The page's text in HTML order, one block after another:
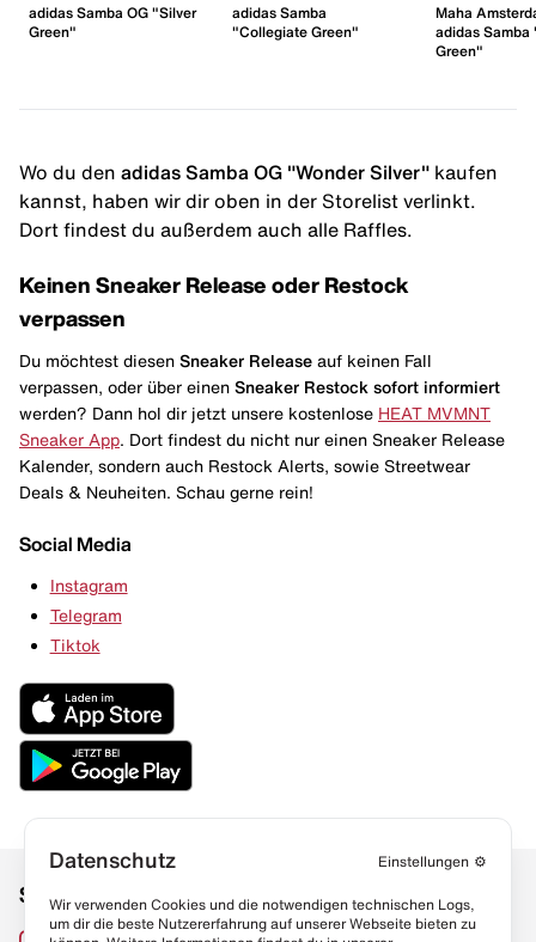
adidas Samba OG "Silver
Green"
adidas Samba
"Collegiate Green"
Maha
adidas Samba
Green"
Wo du den adidas Samba OG "Wonder Silver" kaufen
kannst, haben wir dir oben in der Storelist verlinkt.
Dort findest du außerdem auch alle Raffles.
Keinen Sneaker Release oder Restock
verpassen
Du möchtest diesen Sneaker Release auf keinen Fall
verpassen, oder über einen Sneaker Restock sofort informiert
werden? Dann hol dir jetzt unsere kostenlose HEAT MVMNT
Sneaker App . Dort findest du nicht nur einen Sneaker Release
Kalender, sondern auch Restock Alerts, sowie Streetwear
Deals & Neuheiten. Schau gerne rein!
Social Media
Instagram
Telegram
Tiktok
Social Media Links
Datenschutz Einstellungen ⚙️
Wir verwenden Cookies und die notwendigen technischen Logs,
um dir die beste Nutzererfahrung auf unserer Webseite bieten zu